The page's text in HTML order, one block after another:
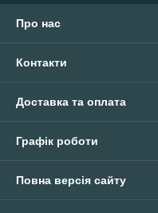
Про нас
Контакти
Доставка та оплата
Графік роботи
Повна версія сайту